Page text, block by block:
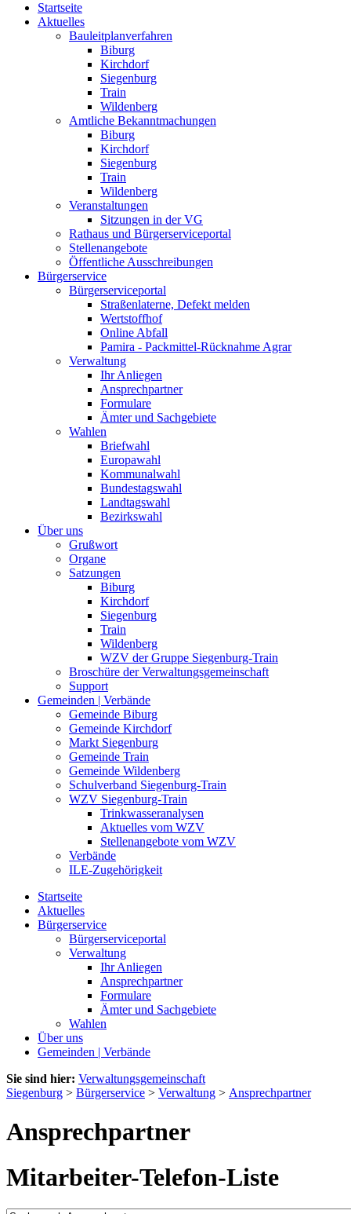
Startseite
Aktuelles
Bauleitplanverfahren
Biburg
Kirchdorf
Siegenburg
Train
Wildenberg
Amtliche Bekanntmachungen
Biburg
Kirchdorf
Siegenburg
Train
Wildenberg
Veranstaltungen
Sitzungen in der VG
Rathaus und Bürgerserviceportal
Stellenangebote
Öffentliche Ausschreibungen
Bürgerservice
Bürgerserviceportal
Straßenlaterne, Defekt melden
Wertstoffhof
Online Abfall
Pamira - Packmittel-Rücknahme Agrar
Verwaltung
Ihr Anliegen
Ansprechpartner
Formulare
Ämter und Sachgebiete
Wahlen
Briefwahl
Europawahl
Kommunalwahl
Bundestagswahl
Landtagswahl
Bezirkswahl
Über uns
Grußwort
Organe
Satzungen
Biburg
Kirchdorf
Siegenburg
Train
Wildenberg
WZV der Gruppe Siegenburg-Train
Broschüre der Verwaltungsgemeinschaft
Support
Gemeinden | Verbände
Gemeinde Biburg
Gemeinde Kirchdorf
Markt Siegenburg
Gemeinde Train
Gemeinde Wildenberg
Schulverband Siegenburg-Train
WZV Siegenburg-Train
Trinkwasseranalysen
Aktuelles vom WZV
Stellenangebote vom WZV
Verbände
ILE-Zugehörigkeit
Startseite
Aktuelles
Bürgerservice
Bürgerserviceportal
Verwaltung
Ihr Anliegen
Ansprechpartner
Formulare
Ämter und Sachgebiete
Wahlen
Über uns
Gemeinden | Verbände
Sie sind hier: Verwaltungsgemeinschaft
Siegenburg > Bürgerservice > Verwaltung > Ansprechpartner
Ansprechpartner
Mitarbeiter-Telefon-Liste